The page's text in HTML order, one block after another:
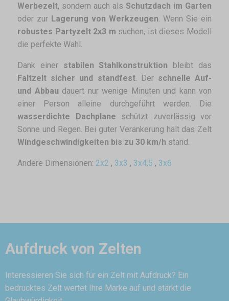
Werbezelt, sondern auch als Schutzdach im Garten
oder zur Lagerung von Werkzeugen . Wenn Sie ein
robustes Partyzelt 2x3 m suchen, ist dieses Modell
die perfekte Wahl.
Dank einer stabilen Stahlkonstruktion bleibt das
Faltzelt sicher und standfest. Der schnelle Auf-
und Abbau dauert nur wenige Minuten und kann von
einer Person alleine durchgeführt werden. Die
wasserdichte Dachplane schützt zuverlässig vor
Sonne und Regen. Bei guter Verankerung hält das Zelt
Windgeschwindigkeiten bis zu 30 km/h stand.
Andere Dimensionen: 2x2 , 3x3 , 3x4,5 , 3x6
Aufdruck von Zelten
Interessieren Sie sich für ein Zelt mit Aufdruck? Ein
bedrucktes Zelt wertet Ihre Marke auf und stärkt die